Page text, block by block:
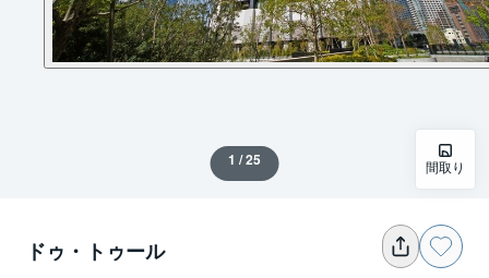
1 / 25 間取り
ドゥ・トゥール